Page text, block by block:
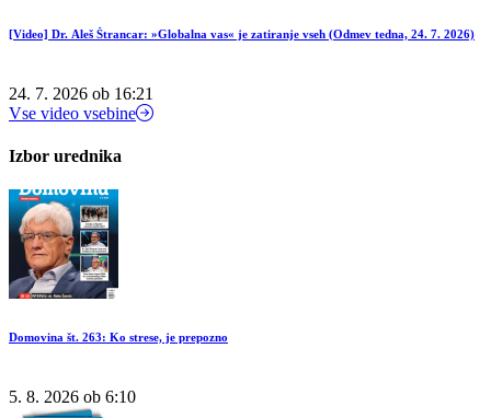
[Video] Dr. Aleš Štrancar: »Globalna vas« je zatiranje vseh (Odmev tedna, 24. 7. 2026)
24. 7. 2026 ob 16:21
Vse video vsebine
Izbor urednika
Domovina št. 263: Ko strese, je prepozno
5. 8. 2026 ob 6:10